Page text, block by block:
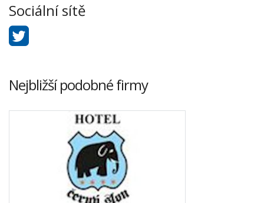
Sociální sítě
Nejbližší podobné firmy